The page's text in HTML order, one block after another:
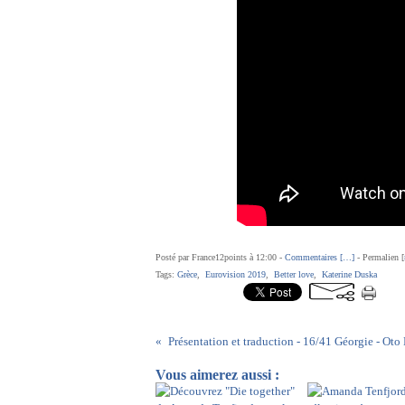
Posté par France12points à 12:00 - Commentaires [ ] - Permalien [
Tags: Grèce Eurovision 2019 Better love Katerine Duska
Vous aimerez aussi :